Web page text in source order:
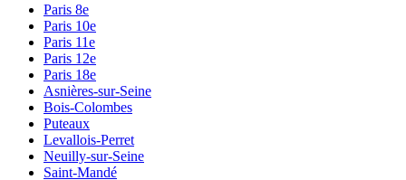
Paris 8e
Paris 10e
Paris 11e
Paris 12e
Paris 18e
Asnières-sur-Seine
Bois-Colombes
Puteaux
Levallois-Perret
Neuilly-sur-Seine
Saint-Mandé